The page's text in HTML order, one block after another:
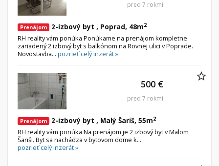
Prenájom 2-izbový byt , Poprad, 48m2
RH reality vám ponúka Ponúkame na prenájom kompletne
zariadený 2 izbový byt s balkónom na Rovnej ulici v Poprade.
Novostavba... pozrieť celý inzerát »
pred 7 rokmi
Prenájom 2-izbový byt , Malý Šariš, 55m2
RH reality vám ponúka Na prenájom je 2 izbový byt v Malom
Šariši. Byt sa nachádza v bytovom dome k...
pozrieť celý inzerát »
500 €
pred 7 rokmi